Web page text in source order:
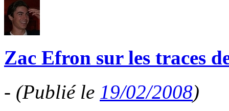
Zac Efron sur les traces
- (Publié le 19/02/2008)